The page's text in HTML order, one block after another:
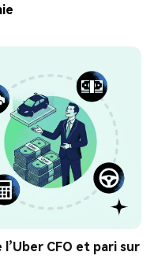
CFO et pari sur